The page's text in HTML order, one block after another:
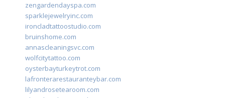
zengardendayspa.com
sparklejewelryinc.com
ironcladtattoostudio.com
bruinshome.com
annascleaningsvc.com
wolfcitytattoo.com
oysterbayturkeytrot.com
lafronterarestauranteybar.com
lilyandrosetearoom.com